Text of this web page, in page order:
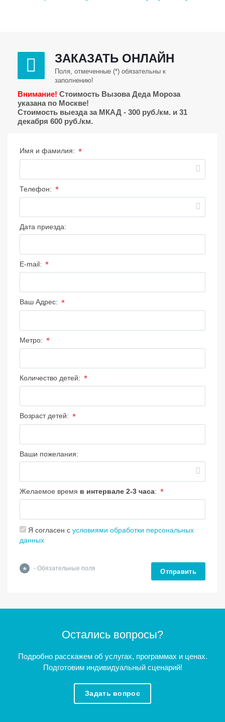
ЗАКАЗАТЬ ОНЛАЙН
Поля, отмеченные (*) обязательны к
заполнению!
Внимание! Стоимость Вызова Деда Мороза
указана по Москве!
Стоимость выезда за МКАД - 300 руб./км. и 31
декабря 600 руб./км.
Имя и фамилия: *
Телефон: *
Дата приезда:
E-mail: *
Ваш Адрес: *
Метро: *
Количество детей: *
Возраст детей: *
Ваши пожелания:
Желаемое время в интервале 2-3 часа: *
Я согласен с условиями обработки персональных
данных
* - Обязательные поля Отправить
Остались вопросы?
Подробно расскажем об услугах, программах и ценах.
Подготовим индивидуальный сценарий!
Задать вопрос